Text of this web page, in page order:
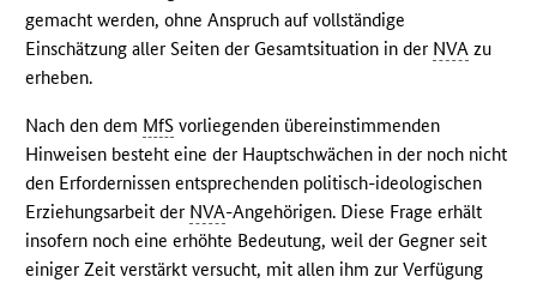
gemacht werden, ohne Anspruch auf vollständige
Einschätzung aller Seiten der Gesamtsituation in der NVA zu
erheben.
Nach den dem MfS vorliegenden übereinstimmenden
Hinweisen besteht eine der Hauptschwächen in der noch nicht
den Erfordernissen entsprechenden politisch-ideologischen
Erziehungsarbeit der NVA-Angehörigen. Diese Frage erhält
insofern noch eine erhöhte Bedeutung, weil der Gegner seit
einiger Zeit verstärkt versucht, mit allen ihm zur Verfügung